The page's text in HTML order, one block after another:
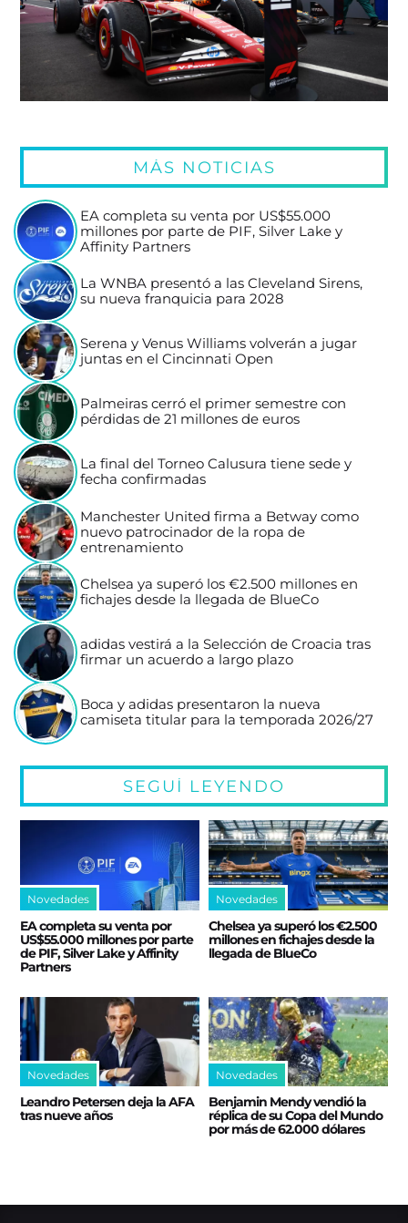
MÁS NOTICIAS
EA completa su venta por US$55.000
millones por parte de PIF, Silver Lake y
Affinity Partners
La WNBA presentó a las Cleveland Sirens,
su nueva franquicia para 2028
Serena y Venus Williams volverán a jugar
juntas en el Cincinnati Open
Palmeiras cerró el primer semestre con
pérdidas de 21 millones de euros
La final del Torneo Calusura tiene sede y
fecha confirmadas
Manchester United firma a Betway como
nuevo patrocinador de la ropa de
entrenamiento
Chelsea ya superó los €2.500 millones en
fichajes desde la llegada de BlueCo
adidas vestirá a la Selección de Croacia tras
firmar un acuerdo a largo plazo
Boca y adidas presentaron la nueva
camiseta titular para la temporada 2026/27
SEGUÍ LEYENDO
Novedades
EA completa su venta por
US$55.000 millones por parte
de PIF, Silver Lake y Affinity
Partners
Novedades
Chelsea ya superó los €2.500
millones en fichajes desde la
llegada de BlueCo
Novedades
Leandro Petersen deja la AFA
tras nueve años
Novedades
Benjamin Mendy vendió la
réplica de su Copa del Mundo
por más de 62.000 dólares